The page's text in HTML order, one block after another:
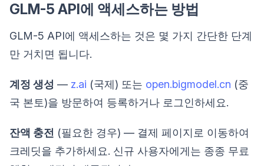
GLM-5 API에 액세스하는 방법
GLM-5 API에 액세스하는 것은 몇 가지 간단한 단계
만 거치면 됩니다.
계정 생성 — z.ai (국제) 또는 open.bigmodel.cn (중
국 본토)을 방문하여 등록하거나 로그인하세요.
잔액 충전 (필요한 경우) — 결제 페이지로 이동하여
크레딧을 추가하세요. 신규 사용자에게는 종종 무료